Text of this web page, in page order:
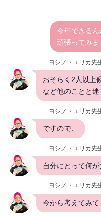
今年できるん
頑張ってみま
ヨシノ・エリカ先
おそらく2人以上
など他のことと
ヨシノ・エリカ先
ですので、
ヨシノ・エリカ先
自分にとって何
ヨシノ・エリカ先
今から考えてみて